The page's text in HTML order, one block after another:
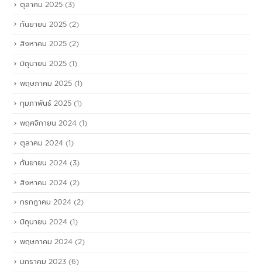
ตุลาคม 2025 (3)
กันยายน 2025 (2)
สิงหาคม 2025 (2)
มิถุนายน 2025 (1)
พฤษภาคม 2025 (1)
กุมภาพันธ์ 2025 (1)
พฤศจิกายน 2024 (1)
ตุลาคม 2024 (1)
กันยายน 2024 (3)
สิงหาคม 2024 (2)
กรกฎาคม 2024 (2)
มิถุนายน 2024 (1)
พฤษภาคม 2024 (2)
มกราคม 2023 (6)